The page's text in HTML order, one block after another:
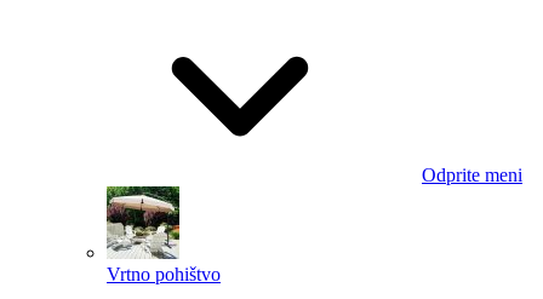
Odprite meni
Vrtno pohištvo